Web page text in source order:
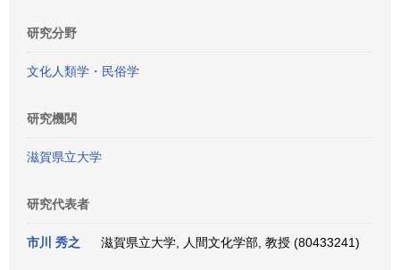
研究分野
文化人類学・民俗学
研究機関
滋賀県立大学
研究代表者
市川 秀之 滋賀県立大学, 人間文化学部, 教授 (80433241)